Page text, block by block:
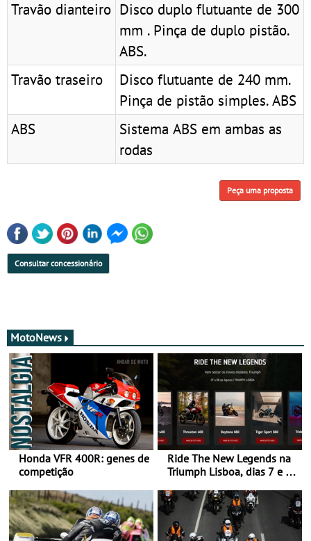
Travão dianteiro Disco duplo flutuante de 300
mm . Pinça de duplo pistão.
ABS.
Travão traseiro
Disco flutuante de 240 mm.
Pinça de pistão simples. ABS
ABS
Sistema ABS em ambas as
rodas
Peça uma proposta
Consultar concessionário
MotoNews
Honda VFR 400R: genes de
competição
Ride The New Legends na
Triumph Lisboa, dias 7 e 8